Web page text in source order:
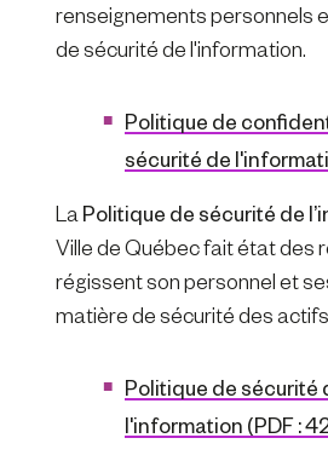
renseignements personnels
de sécurité de l'information.
Politique de
sécurité de
La Politique de sécurité de
Ville de Québec fait état des
régissent son personnel et
matière de sécurité des
Politique de sécurité
l'information (PDF :